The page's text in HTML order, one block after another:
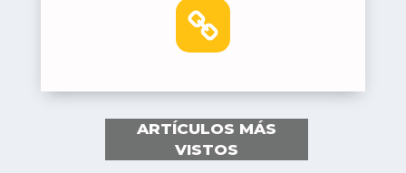
ARTÍCULOS MÁS
VISTOS